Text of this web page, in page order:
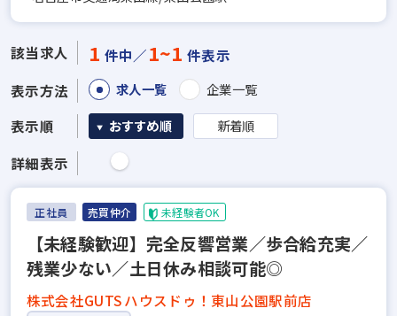
該当求人 1 件中／1~1 件表示
表示方法
求人一覧 企業一覧
表示順 おすすめ順 新着順
詳細表示
正社員 売買仲介 未経験者OK
【未経験歓迎】完全反響営業／歩合給充実／
残業少ない／土日休み相談可能◎
株式会社GUTS ハウスドゥ！東山公園駅前店